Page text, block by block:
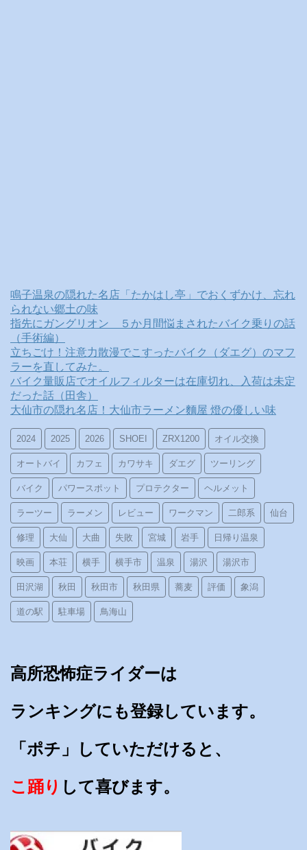
鳴子温泉の隠れた名店「たかはし亭」でおくずかけ、忘れ
られない郷土の味
指先にガングリオン ５か月間悩まされたバイク乗りの話
（手術編）
立ちごけ！注意力散漫でこすったバイク（ダエグ）のマフ
ラーを直してみた。
バイク量販店でオイルフィルターは在庫切れ、入荷は未定
だった話（田舎）
大仙市の隠れ名店！大仙市ラーメン麵屋 燈の優しい味
2024 2025 2026 SHOEI ZRX1200 オイル交換
オートバイ カフェ カワサキ ダエグ ツーリング
バイク パワースポット プロテクター ヘルメット
ラーツー ラーメン レビュー ワークマン 二郎系 仙台
修理 大仙 大曲 失敗 宮城 岩手 日帰り温泉
映画 本荘 横手 横手市 温泉 湯沢 湯沢市
田沢湖 秋田 秋田市 秋田県 蕎麦 評価 象潟
道の駅 駐車場 鳥海山
高所恐怖症ライダーは
ランキングにも登録しています。
「ポチ」していただけると、
こ踊り して喜びます。